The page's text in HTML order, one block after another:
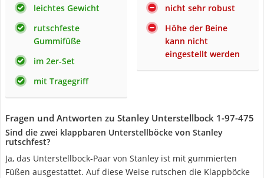
leichtes Gewicht
rutschfeste
Gummifüße
im 2er-Set
mit Tragegriff
nicht sehr robust
Höhe der Beine
kann nicht
eingestellt werden
Fragen und Antworten zu Stanley Unterstellbock 1-97-475
Sind die zwei klappbaren Unterstellböcke von Stanley
rutschfest?
Ja, das Unterstellbock-Paar von Stanley ist mit gummierten
Füßen ausgestattet. Auf diese Weise rutschen die Klappböcke